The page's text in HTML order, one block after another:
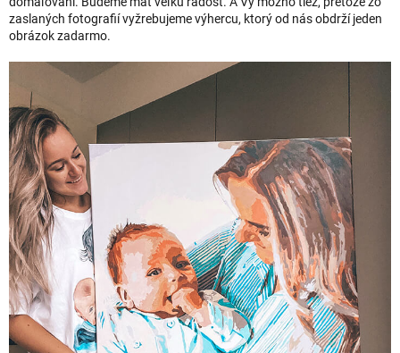
zaslaných fotografií vyžrebujeme výhercu, ktorý od nás obdrží jeden
obrázok zadarmo.